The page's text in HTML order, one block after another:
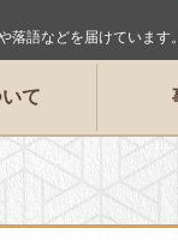
落語などを届けていま
て